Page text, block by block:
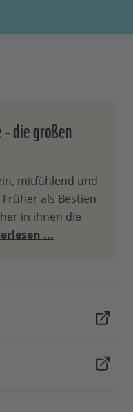
die großen
mitfühlend und
als Bestien
in ihnen die
...